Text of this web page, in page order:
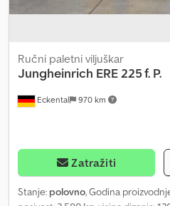
Eckental 970 km
Ručni paletni viljuškar
Jungheinrich ERE 225 f. P.
Zatražiti
Stanje: polovno, Godina